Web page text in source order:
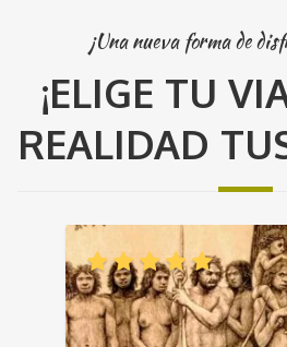
¡Una nueva forma de
¡ELIGE TU
REALIDAD